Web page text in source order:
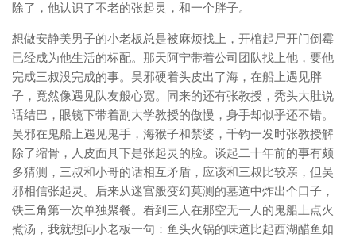
除了，他认识了不老的张起灵，和一个胖子。
想做安静美男子的小老板总是被麻烦找上，开棺起尸开门倒霉
已经成为他生活的标配。那天阿宁带着公司团队找上他，要他
完成三叔没完成的事。吴邪硬着头皮出了海，在船上遇见胖
子，竟然像遇见队友般心宽。同来的还有张教授，秃头大肚说
话结巴，眼镜下带着副大学教授的傲慢，身手却似乎还不错。
吴邪在鬼船上遇见鬼手，海猴子和禁婆，千钧一发时张教授解
除了缩骨，人皮面具下是张起灵的脸。谈起二十年前的事有颇
多猜测，三叔和小哥的话相互矛盾，应该和三叔比较亲，但吴
邪相信张起灵。后来从迷宫般变幻莫测的墓道中炸出个口子，
铁三角第一次单独聚餐。看到三人在那空无一人的鬼船上点火
煮汤，我就想问小老板一句：鱼头火锅的味道比起西湖醋鱼如